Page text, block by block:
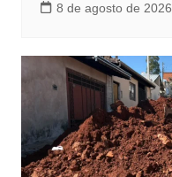
8 de agosto de 2026